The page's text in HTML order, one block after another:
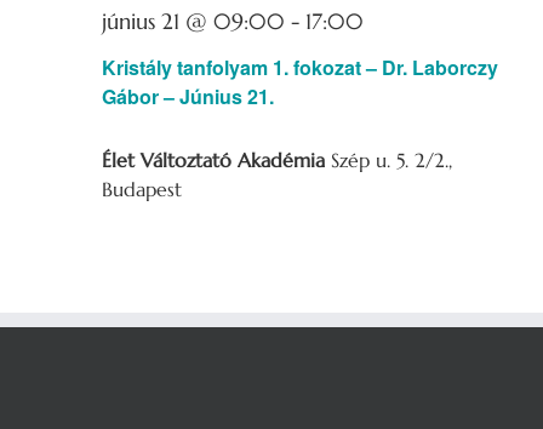
Kristály tanfolyam 1. fokozat – Dr. Laborczy
Gábor – Június 21.
június 21 @ 09:00 - 17:00
Élet Változtató Akadémia Szép u. 5. 2/2.,
Budapest